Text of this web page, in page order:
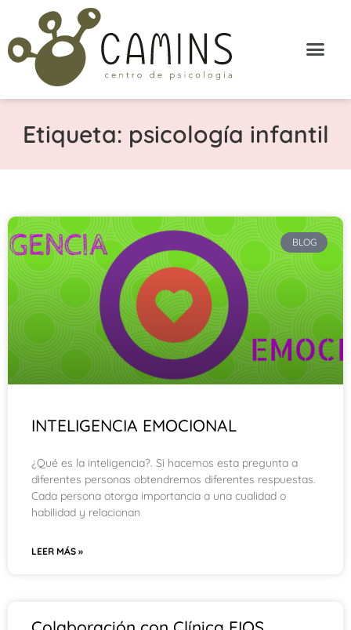
Etiqueta: psicología infantil
BLOG
INTELIGENCIA EMOCIONAL
¿Qué es la inteligencia?. Si hacemos esta pregunta a
diferentes personas obtendremos diferentes respuestas.
Cada persona otorga importancia a una cualidad o
habilidad y relacionan
LEER MÁS »